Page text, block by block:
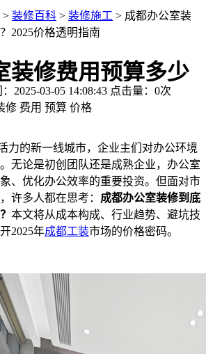
> 装修百科 > 装修施工 > 成都办公室装
2025价格透明指南
装修费用预算多少
价格透明指南
2025-03-05 14:08:43 点击量： 0次
修 费用 预算 价格
的新一线城市，企业主们对办公环境
无论是初创团队还是成熟企业，办公室
、优化办公效率的重要投资。但面对市
许多人都在思考： 成都办公室装修到底
本文将从成本构成、行业趋势、避坑技
2025年成都工装市场的价格密码。